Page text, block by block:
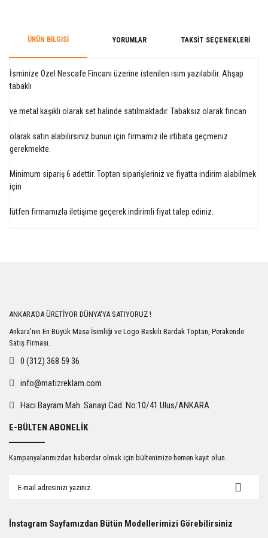
ÜRÜN BILGISI YORUMLAR TAKSIT SEÇENEKLERI
İsminize Özel Nescafe Fincanı üzerine istenilen isim yazılabilir. Ahşap
tabaklı
ve metal kaşıklı olarak set halinde satılmaktadır. Tabaksız olarak fincan
olarak satın alabilirsiniz bunun için firmamız ile irtibata geçmeniz
gerekmekte.
Minimum sipariş 6 adettir. Toptan siparişleriniz ve fiyatta indirim alabilmek
için
lütfen firmamızla iletişime geçerek indirimli fiyat talep ediniz.
ANKARA'DA ÜRETİYOR DÜNYA'YA SATIYORUZ !
Ankara'nın En Büyük Masa İsimliği ve Logo Baskılı Bardak Toptan, Perakende
Satış Firması.
0 (312) 368 59 36
info@matizreklam.com
Hacı Bayram Mah. Sanayi Cad. No:10/41 Ulus/ANKARA
E-BÜLTEN ABONELİK
Kampanyalarımızdan haberdar olmak için bültenimize hemen kayıt olun.
İnstagram Sayfamızdan Bütün Modellerimizi Görebilirsiniz